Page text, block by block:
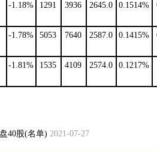
-1.18% 1291 3936 2645.0 0.1514%
-1.78% 5053 7640 2587.0 0.1415%
-1.81% 1535 4109 2574.0 0.1217%
40股(名单) 2021-07-27